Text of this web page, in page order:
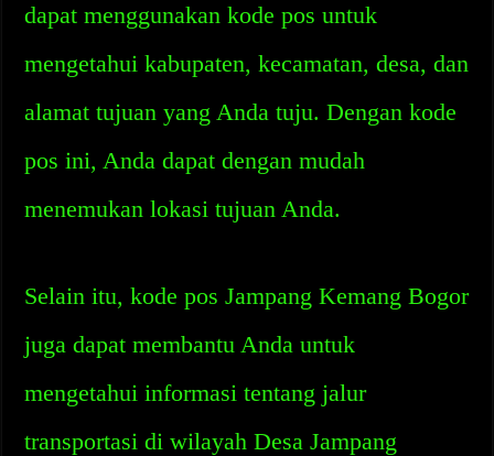
dapat menggunakan kode pos untuk
mengetahui kabupaten, kecamatan, desa, dan
alamat tujuan yang Anda tuju. Dengan kode
pos ini, Anda dapat dengan mudah
menemukan lokasi tujuan Anda.
Selain itu, kode pos Jampang Kemang Bogor
juga dapat membantu Anda untuk
mengetahui informasi tentang jalur
transportasi di wilayah Desa Jampang